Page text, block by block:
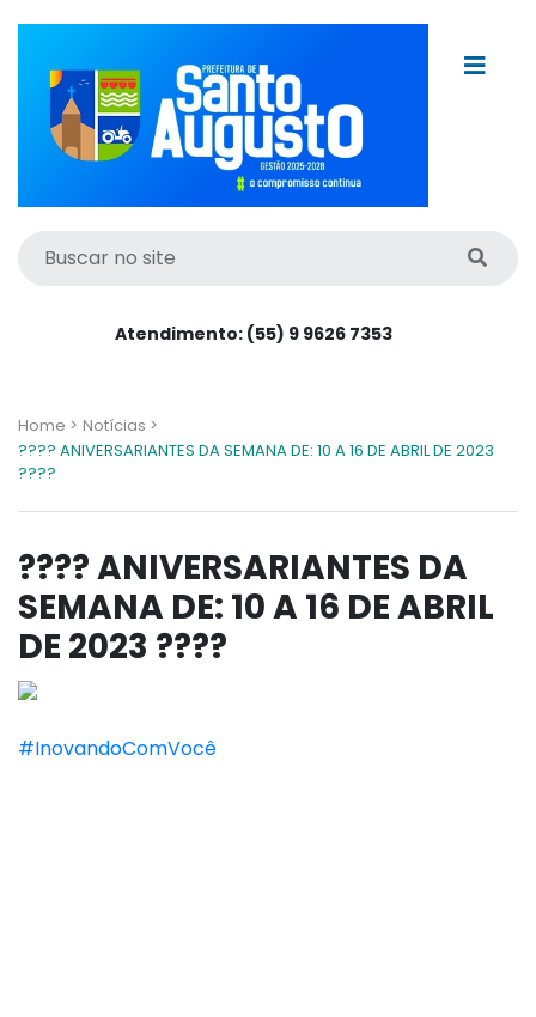
Atendimento: (55) 9 9626 7353
Home > Notícias >
???? ANIVERSARIANTES DA SEMANA DE: 10 A 16 DE ABRIL DE 2023
????
???? ANIVERSARIANTES DA
SEMANA DE: 10 A 16 DE ABRIL
DE 2023 ????
#InovandoComVocê